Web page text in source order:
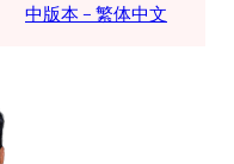
中版本 – 繁体中文